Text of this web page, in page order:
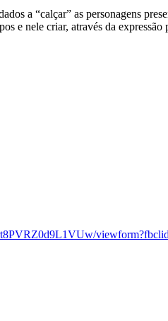
a “calçar” as personagens
e nele criar, através da expressão